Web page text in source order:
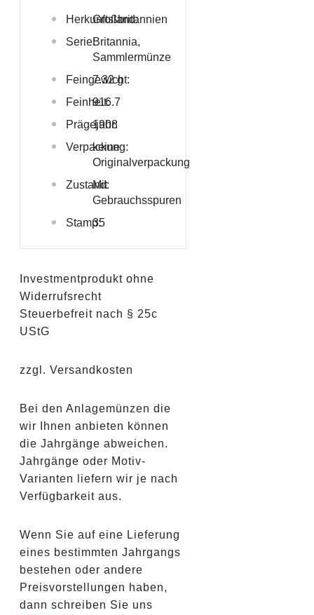
Herkunftsland:
Großbritannien
Serie:Britannia,
Sammlermünze
Feingewicht:
7.32 g
Feinheit:
916.7
Prägejahr:
1908
Verpackung:
keine
Originalverpackung
Zustand:
Mit
Gebrauchsspuren
Stamp:
35
Investmentprodukt ohne
Widerrufsrecht
Steuerbefreit nach § 25c
UStG
zzgl. Versandkosten
Bei den Anlagemünzen die
wir Ihnen anbieten können
die Jahrgänge abweichen.
Jahrgänge oder Motiv-
Varianten liefern wir je nach
Verfügbarkeit aus.
Wenn Sie auf eine Lieferung
eines bestimmten Jahrgangs
bestehen oder andere
Preisvorstellungen haben,
dann schreiben Sie uns